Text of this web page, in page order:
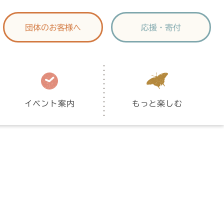
団体のお客様へ 応援・寄付
イベント案内 もっと楽しむ